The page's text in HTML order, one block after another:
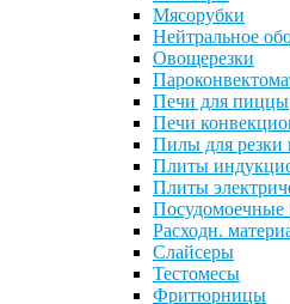
Мясорубки
Нейтральное
Овощерезки
Печи для пиццы
Печи
Пилы для резки
Плиты
Плиты
Расходн.
Слайсеры
Тестомесы
Фритюрницы